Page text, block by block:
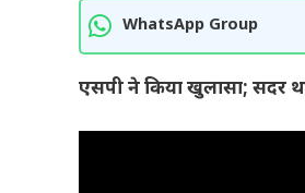
WhatsApp Group
एसपी ने किया खुलासा; सदर